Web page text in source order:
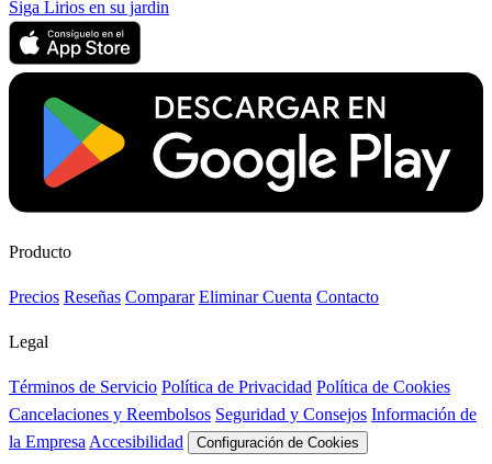
Siga Lirios en su jardin
Producto
Precios Reseñas Comparar Eliminar Cuenta Contacto
Legal
Términos de Servicio Política de Privacidad Política de Cookies
Cancelaciones y Reembolsos Seguridad y Consejos Información de
la Empresa Accesibilidad Configuración de Cookies